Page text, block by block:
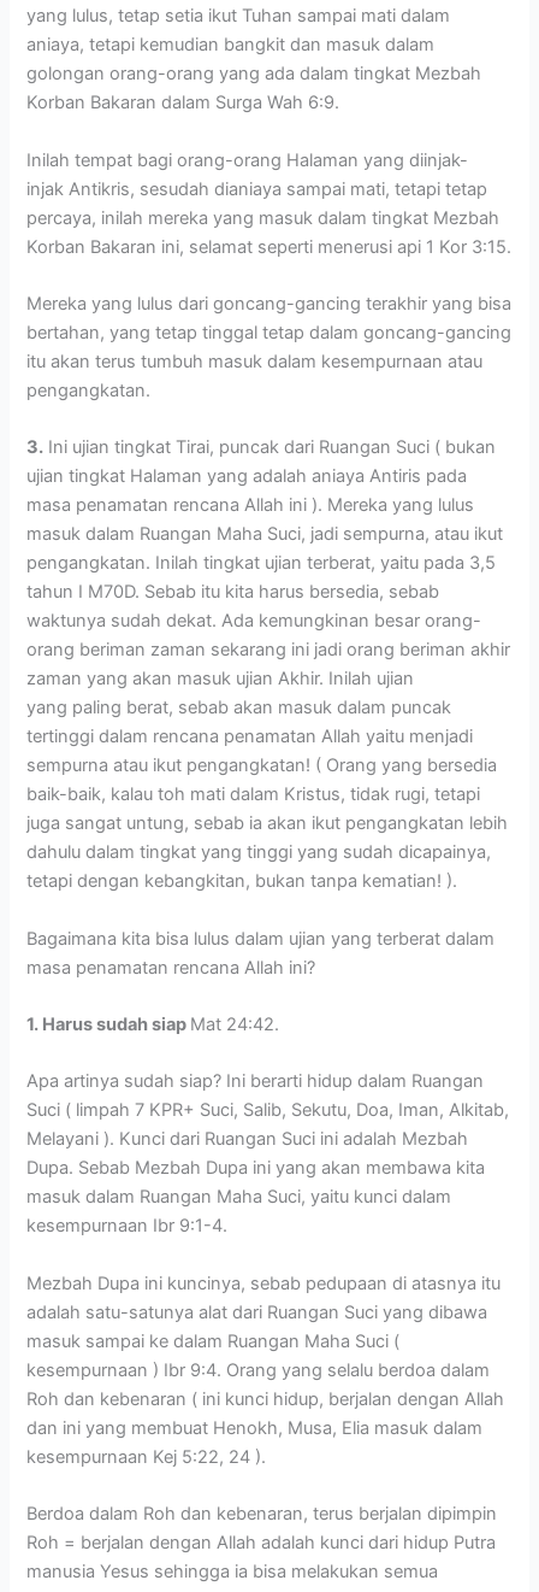
yang lulus, tetap setia ikut Tuhan sampai mati dalam
aniaya, tetapi kemudian bangkit dan masuk dalam
golongan orang-orang yang ada dalam tingkat Mezbah
Korban Bakaran dalam Surga Wah 6:9.
Inilah tempat bagi orang-orang Halaman yang diinjak-
injak Antikris, sesudah dianiaya sampai mati, tetapi tetap
percaya, inilah mereka yang masuk dalam tingkat Mezbah
Korban Bakaran ini, selamat seperti menerusi api 1 Kor 3:15.
Mereka yang lulus dari goncang-gancing terakhir yang bisa
bertahan, yang tetap tinggal tetap dalam goncang-gancing
itu akan terus tumbuh masuk dalam kesempurnaan atau
pengangkatan.
3. Ini ujian tingkat Tirai, puncak dari Ruangan Suci ( bukan
ujian tingkat Halaman yang adalah aniaya Antiris pada
masa penamatan rencana Allah ini ). Mereka yang lulus
masuk dalam Ruangan Maha Suci, jadi sempurna, atau ikut
pengangkatan. Inilah tingkat ujian terberat, yaitu pada 3,5
tahun I M70D. Sebab itu kita harus bersedia, sebab
waktunya sudah dekat. Ada kemungkinan besar orang-
orang beriman zaman sekarang ini jadi orang beriman akhir
zaman yang akan masuk ujian Akhir. Inilah ujian
yang paling berat, sebab akan masuk dalam puncak
tertinggi dalam rencana penamatan Allah yaitu menjadi
sempurna atau ikut pengangkatan! ( Orang yang bersedia
baik-baik, kalau toh mati dalam Kristus, tidak rugi, tetapi
juga sangat untung, sebab ia akan ikut pengangkatan lebih
dahulu dalam tingkat yang tinggi yang sudah dicapainya,
tetapi dengan kebangkitan, bukan tanpa kematian! ).
Bagaimana kita bisa lulus dalam ujian yang terberat dalam
masa penamatan rencana Allah ini?
1. Harus sudah siap Mat 24:42.
Apa artinya sudah siap? Ini berarti hidup dalam Ruangan
Suci ( limpah 7 KPR+ Suci, Salib, Sekutu, Doa, Iman, Alkitab,
Melayani ). Kunci dari Ruangan Suci ini adalah Mezbah
Dupa. Sebab Mezbah Dupa ini yang akan membawa kita
masuk dalam Ruangan Maha Suci, yaitu kunci dalam
kesempurnaan Ibr 9:1-4.
Mezbah Dupa ini kuncinya, sebab pedupaan di atasnya itu
adalah satu-satunya alat dari Ruangan Suci yang dibawa
masuk sampai ke dalam Ruangan Maha Suci (
kesempurnaan ) Ibr 9:4. Orang yang selalu berdoa dalam
Roh dan kebenaran ( ini kunci hidup, berjalan dengan Allah
dan ini yang membuat Henokh, Musa, Elia masuk dalam
kesempurnaan Kej 5:22, 24 ).
Berdoa dalam Roh dan kebenaran, terus berjalan dipimpin
Roh = berjalan dengan Allah adalah kunci dari hidup Putra
manusia Yesus sehingga ia bisa melakukan semua